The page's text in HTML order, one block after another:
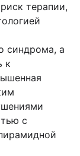
терапии,
синдрома, а
к
с